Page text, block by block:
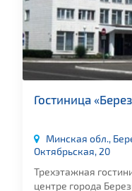
Гостиница
Минская обл.,
Октябрьская, 20
Трехэтажная
центре города